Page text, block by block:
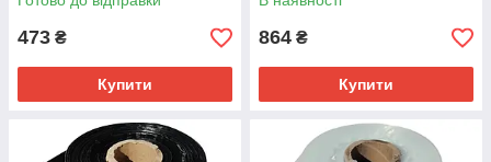
473 ₴
Купити
864 ₴
Купити